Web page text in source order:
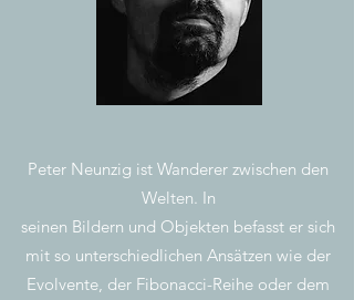
Peter Neunzig ist Wanderer zwischen den
Welten. In
seinen Bildern und Objekten befasst er sich
mit so unterschiedlichen Ansätzen wie der
Evolvente, der Fibonacci-Reihe oder dem